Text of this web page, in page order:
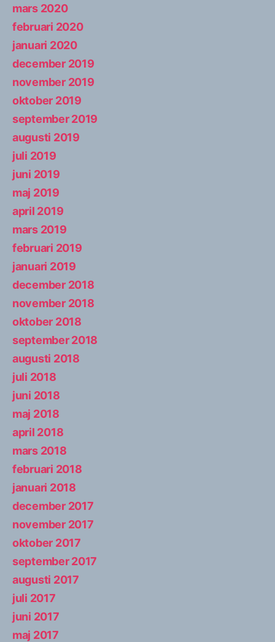
mars 2020
februari 2020
januari 2020
december 2019
november 2019
oktober 2019
september 2019
augusti 2019
juli 2019
juni 2019
maj 2019
april 2019
mars 2019
februari 2019
januari 2019
december 2018
november 2018
oktober 2018
september 2018
augusti 2018
juli 2018
juni 2018
maj 2018
april 2018
mars 2018
februari 2018
januari 2018
december 2017
november 2017
oktober 2017
september 2017
augusti 2017
juli 2017
juni 2017
maj 2017